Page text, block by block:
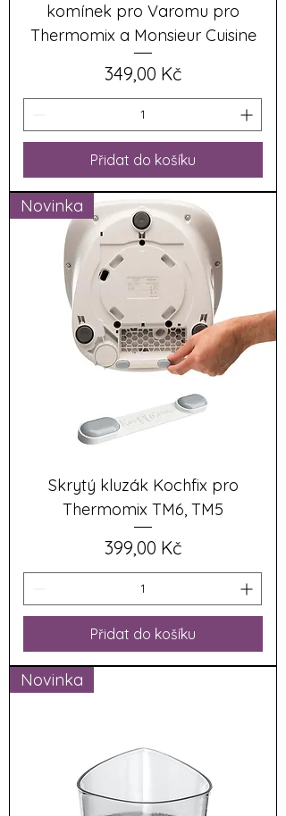
komínek pro Varomu pro
Thermomix a Monsieur Cuisine
Cena
349,00 Kč
Přidat do košíku
Novinka
Skrytý kluzák Kochfix pro
Thermomix TM6, TM5
Cena
399,00 Kč
Přidat do košíku
Novinka